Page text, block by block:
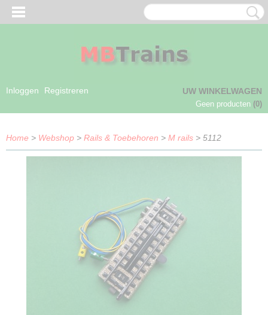
Inloggen Registreren UW WINKELWAGEN
Geen producten (0)
Home > Webshop > Rails & Toebehoren > M rails > 5112